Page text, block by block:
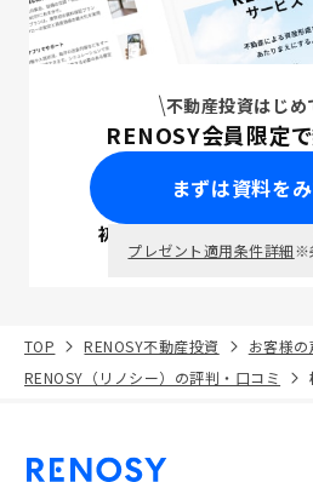
不動産投資はじめ
RENOSY会員限定
まずは資料を
初回面談で ポイン
プレゼント適用条件詳細※
TOP RENOSY不動産投資
お客様の
RENOSY（リノシー）の評判・口コミ